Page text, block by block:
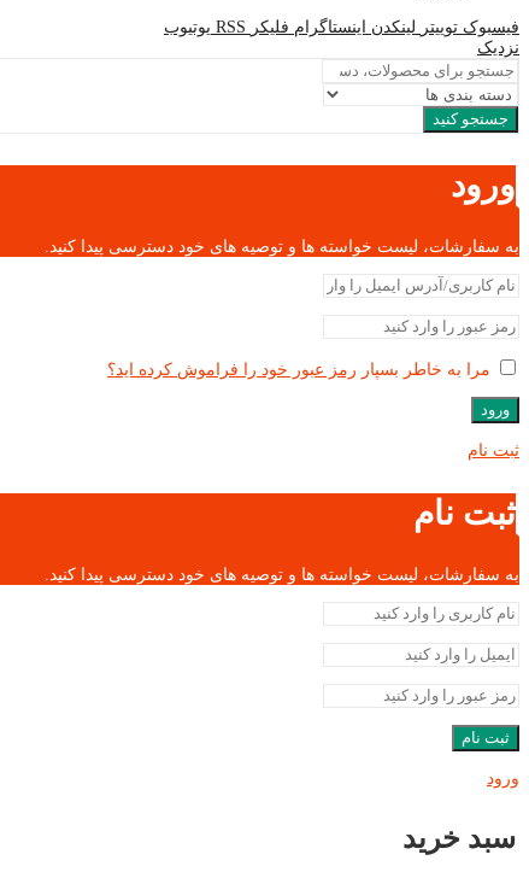
فیسبوک توییتر لینکدن اینستاگرام فلیکر RSS یوتیوب
نزدیک
جستجو کنید
ورود
به سفارشات، لیست خواسته ها و توصیه های خود دسترسی پیدا کنید.
مرا به خاطر بسپار رمز عبور خود را فراموش کرده اید؟
ورود
ثبت نام
ثبت نام
به سفارشات، لیست خواسته ها و توصیه های خود دسترسی پیدا کنید.
ثبت نام
ورود
سبد خرید